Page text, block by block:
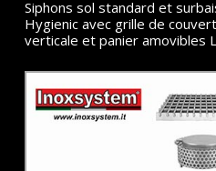
Siphons sol standard et
Hygienic avec grille de
verticale et panier amovibles